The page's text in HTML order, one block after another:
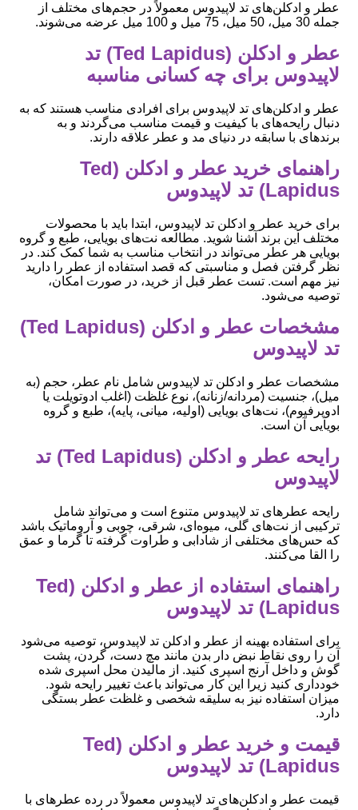
عطر و ادکلن‌های تد لاپیدوس معمولاً در حجم‌های مختلف از
جمله 30 میل، 50 میل، 75 میل و 100 میل عرضه می‌شوند.
عطر و ادکلن (Ted Lapidus) تد
لاپیدوس برای چه کسانی مناسبه
عطر و ادکلن‌های تد لاپیدوس برای افرادی مناسب هستند که به
دنبال رایحه‌های با کیفیت و قیمت مناسب می‌گردند و به
برندهای با سابقه در دنیای مد و عطر علاقه دارند.
راهنمای خرید عطر و ادکلن (Ted
Lapidus) تد لاپیدوس
برای خرید عطر و ادکلن تد لاپیدوس، ابتدا باید با محصولات
مختلف این برند آشنا شوید. مطالعه نت‌های بویایی، طبع و گروه
بویایی هر عطر می‌تواند در انتخاب مناسب به شما کمک کند. در
نظر گرفتن فصل و مناسبتی که قصد استفاده از عطر را دارید
نیز مهم است. تست عطر قبل از خرید، در صورت امکان،
توصیه می‌شود.
مشخصات عطر و ادکلن (Ted Lapidus)
تد لاپیدوس
مشخصات عطر و ادکلن تد لاپیدوس شامل نام عطر، حجم (به
میل)، جنسیت (مردانه/زنانه)، نوع غلظت (اغلب ادوتویلت یا
ادوپرفیوم)، نت‌های بویایی (اولیه، میانی، پایه)، طبع و گروه
بویایی آن است.
رایحه عطر و ادکلن (Ted Lapidus) تد
لاپیدوس
رایحه عطرهای تد لاپیدوس متنوع است و می‌تواند شامل
ترکیبی از نت‌های گلی، میوه‌ای، شرقی، چوبی و آروماتیک باشد
که حس‌های مختلفی از شادابی و طراوت گرفته تا گرما و عمق
را القا می‌کنند.
راهنمای استفاده از عطر و ادکلن (Ted
Lapidus) تد لاپیدوس
برای استفاده بهینه از عطر و ادکلن تد لاپیدوس، توصیه می‌شود
آن را روی نقاط نبض دار بدن مانند مچ دست، گردن، پشت
گوش و داخل آرنج اسپری کنید. از مالیدن محل اسپری شده
خودداری کنید زیرا این کار می‌تواند باعث تغییر رایحه شود.
میزان استفاده نیز به سلیقه شخصی و غلظت عطر بستگی
دارد.
قیمت و خرید عطر و ادکلن (Ted
Lapidus) تد لاپیدوس
قیمت عطر و ادکلن‌های تد لاپیدوس معمولاً در رده عطرهای با